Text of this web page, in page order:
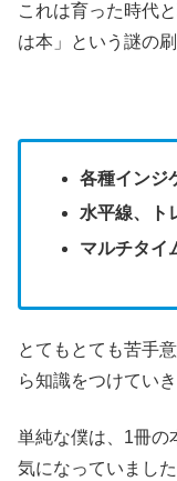
これは育った時代
は本」という謎の
各種インジ
水平線、ト
マルチタイ
とてもとても苦手
ら知識をつけていき
単純な僕は、1冊の
気になっていました